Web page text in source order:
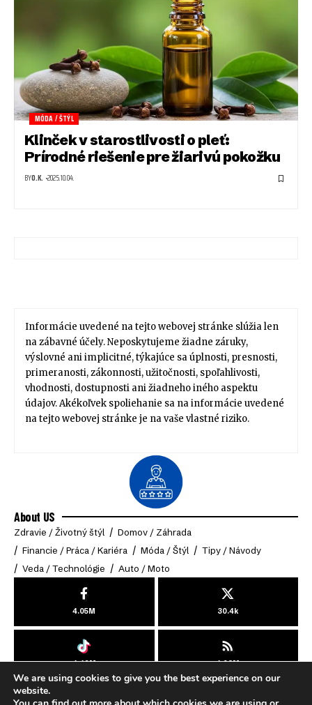
MÓDA / ŠTÝL
Klinček v starostlivosti o pleť:
Prírodné riešenie pre žiarivú pokožku
BYO.K. 2025.10.04.
Informácie uvedené na tejto webovej stránke slúžia len
na zábavné účely. Neposkytujeme žiadne záruky,
výslovné ani implicitné, týkajúce sa úplnosti, presnosti,
primeranosti, zákonnosti, užitočnosti, spoľahlivosti,
vhodnosti, dostupnosti ani žiadneho iného aspektu
údajov. Akékoľvek spoliehanie sa na informácie uvedené
na tejto webovej stránke je na vaše vlastné riziko.
About US
Zdravie / Životný štýl
Domov / Záhrada
Financie / Práca / Kariéra
Móda / Štýl
Tipy / Návody
Veda / Technológie
Auto / Moto
4.05M 30.4k
4.49M 4.03M
© 2025 Online-Klub. All Rights Reserved.
We are using cookies to give you the best experience on our
website.